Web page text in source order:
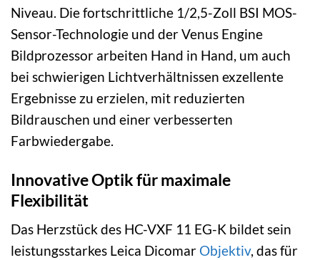
Niveau. Die fortschrittliche 1/2,5-Zoll BSI MOS-
Sensor-Technologie und der Venus Engine
Bildprozessor arbeiten Hand in Hand, um auch
bei schwierigen Lichtverhältnissen exzellente
Ergebnisse zu erzielen, mit reduzierten
Bildrauschen und einer verbesserten
Farbwiedergabe.
Innovative Optik für maximale
Flexibilität
Das Herzstück des HC-VXF 11 EG-K bildet sein
leistungsstarkes Leica Dicomar Objektiv, das für